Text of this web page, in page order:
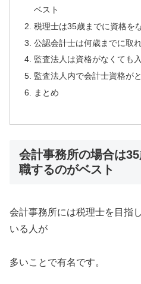
ベスト
税理士は35歳までに資格を
公認会計士は何歳までに取
監査法人は資格がなくても
監査法人内で会計士資格が
まとめ
会計事務所の場合は
職するのがベスト
会計事務所には税理士を目指
いる人が
多いことで有名です。